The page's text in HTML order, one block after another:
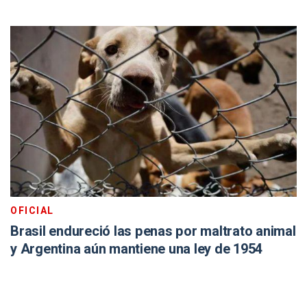
OFICIAL
Brasil endureció las penas por maltrato animal
y Argentina aún mantiene una ley de 1954